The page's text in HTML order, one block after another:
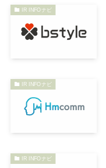
IR INFOナビ
IR INFOナビ
IR INFOナビ